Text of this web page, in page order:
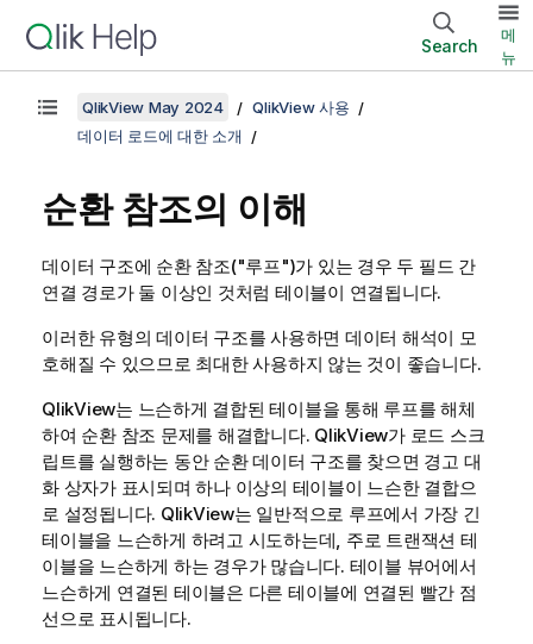
Search
메
뉴
QlikView May 2024
QlikView 사용
데이터 로드에 대한 소개
순환 참조의 이해
데이터 구조에 순환 참조("루프")가 있는 경우 두 필드 간
연결 경로가 둘 이상인 것처럼 테이블이 연결됩니다.
이러한 유형의 데이터 구조를 사용하면 데이터 해석이 모
호해질 수 있으므로 최대한 사용하지 않는 것이 좋습니다.
QlikView는 느슨하게 결합된 테이블을 통해 루프를 해체
하여 순환 참조 문제를 해결합니다. QlikView가 로드 스크
립트를 실행하는 동안 순환 데이터 구조를 찾으면 경고 대
화 상자가 표시되며 하나 이상의 테이블이 느슨한 결합으
로 설정됩니다. QlikView는 일반적으로 루프에서 가장 긴
테이블을 느슨하게 하려고 시도하는데, 주로 트랜잭션 테
이블을 느슨하게 하는 경우가 많습니다. 테이블 뷰어에서
느슨하게 연결된 테이블은 다른 테이블에 연결된 빨간 점
선으로 표시됩니다.